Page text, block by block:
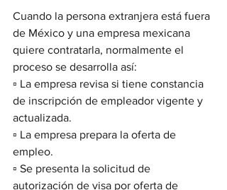
Cuando la persona extranjera está fuera
de México y una empresa mexicana
quiere contratarla, normalmente el
proceso se desarrolla así:
▫️ La empresa revisa si tiene constancia
de inscripción de empleador vigente y
actualizada.
▫️ La empresa prepara la oferta de
empleo.
▫️ Se presenta la solicitud de
autorización de visa por oferta de